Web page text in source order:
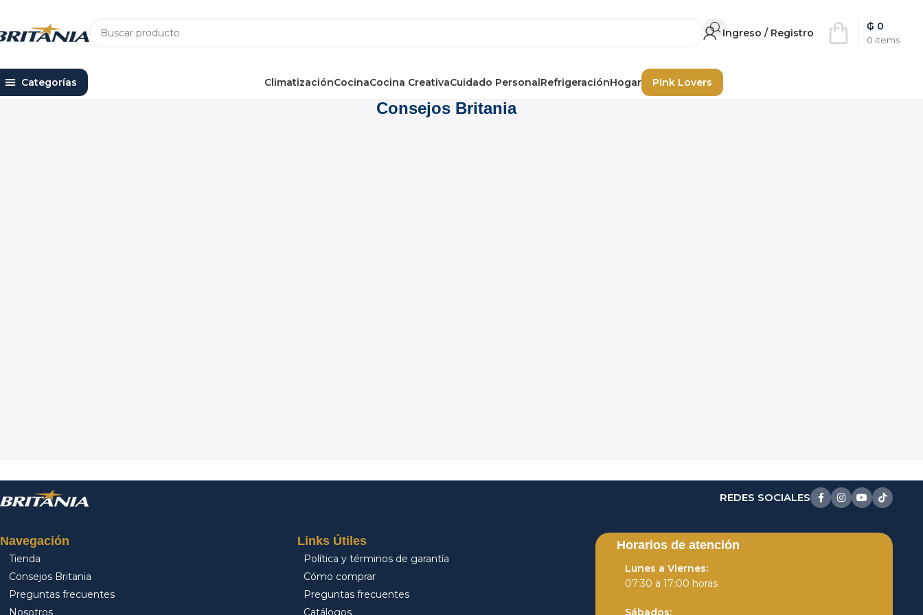
Ingreso / Registro
0 items
₲ 0
Categorías ClimatizaciónCocinaCocina CreativaCuidado PersonalRefrigeraciónHogar Pink Lovers
Consejos Britania
REDES SOCIALES
Navegación
Tienda
Consejos Britania
Preguntas frecuentes
Nosotros
Links Útiles
Política y términos de garantía
Cómo comprar
Preguntas frecuentes
Catálogos
Horarios de atención
Lunes a Viernes:
07:30 a 17:00 horas
Sábados: